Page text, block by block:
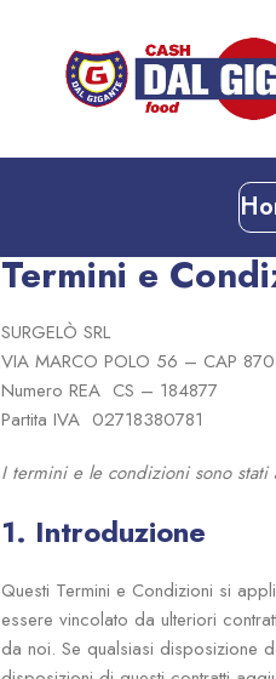
Termini e
SURGELÒ SRL
VIA MARCO POLO 56 – CAP
Numero REA CS – 184877
Partita IVA 02718380781
I termini e le condizioni sono
1. Introduzione
Questi Termini e Condizioni si
essere vincolato da ulteriori
da noi. Se qualsiasi disposizione